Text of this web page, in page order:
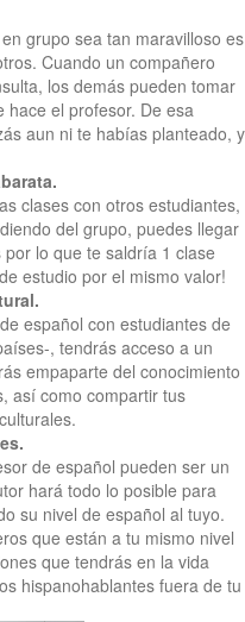
grupo sea tan maravilloso es
Cuando un compañero
los demás pueden tomar
hace el profesor. De esa
aun ni te habías planteado, y
clases con otros estudiantes,
del grupo, puedes llegar
lo que te saldría 1 clase
estudio por el mismo valor!
español con estudiantes de
, tendrás acceso a un
empaparte del conocimiento
así como compartir tus
de español pueden ser un
hará todo lo posible para
su nivel de español al tuyo.
que están a tu mismo nivel
que tendrás en la vida
hispanohablantes fuera de tu